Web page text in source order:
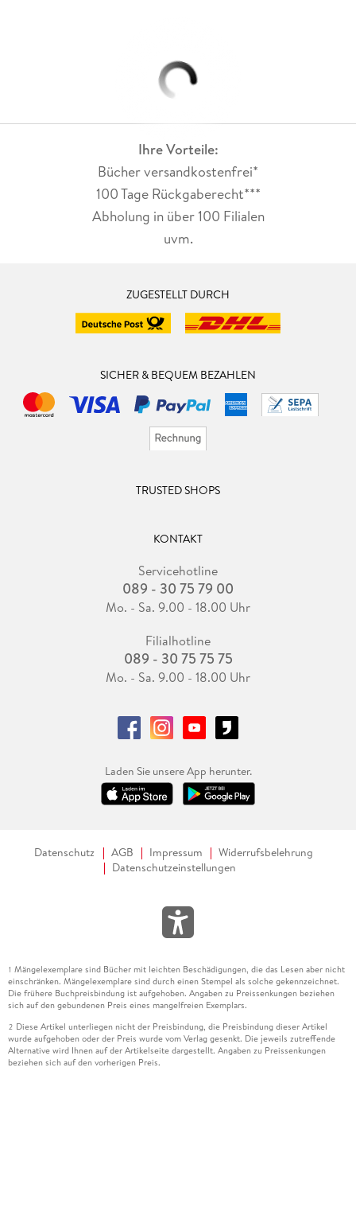
Ihre Vorteile:
Bücher versandkostenfrei*
100 Tage Rückgaberecht***
Abholung in über 100 Filialen
uvm.
ZUGESTELLT DURCH
SICHER & BEQUEM BEZAHLEN
TRUSTED SHOPS
KONTAKT
Servicehotline
089 - 30 75 79 00
Mo. - Sa. 9.00 - 18.00 Uhr
Filialhotline
089 - 30 75 75 75
Mo. - Sa. 9.00 - 18.00 Uhr
Laden Sie unsere App herunter.
Datenschutz AGB Impressum
Widerrufsbelehrung
Datenschutzeinstellungen
1 Mängelexemplare sind Bücher mit leichten Beschädigungen, die das Lesen aber nicht
einschränken. Mängelexemplare sind durch einen Stempel als solche gekennzeichnet.
Die frühere Buchpreisbindung ist aufgehoben. Angaben zu Preissenkungen beziehen
sich auf den gebundenen Preis eines mangelfreien Exemplars.
2 Diese Artikel unterliegen nicht der Preisbindung, die Preisbindung dieser Artikel
wurde aufgehoben oder der Preis wurde vom Verlag gesenkt. Die jeweils zutreffende
Alternative wird Ihnen auf der Artikelseite dargestellt. Angaben zu Preissenkungen
beziehen sich auf den vorherigen Preis.